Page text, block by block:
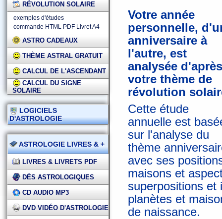
RÉVOLUTION SOLAIRE
exemples d'études
commande HTML PDF Livret A4
ASTRO CADEAUX
THÈME ASTRAL GRATUIT
CALCUL DE L'ASCENDANT
CALCUL DU SIGNE
SOLAIRE
LOGICIELS
D'ASTROLOGIE
ASTROLOGIE LIVRES & +
LIVRES & LIVRETS PDF
DÉS ASTROLOGIQUES
CD AUDIO MP3
DVD VIDÉO D'ASTROLOGIE
Votre année
personnelle,
anniversaire à
l'autre, est
analysée d'après
votre thème de
révolution
Cette étude
annuelle est
sur l'analyse du
thème
avec ses
maisons et
superpositions et
planètes et
de naissance.